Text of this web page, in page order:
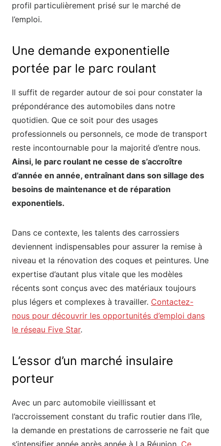
profil particulièrement prisé sur le marché de
l’emploi.
Une demande exponentielle
portée par le parc roulant
Il suffit de regarder autour de soi pour constater la
prépondérance des automobiles dans notre
quotidien. Que ce soit pour des usages
professionnels ou personnels, ce mode de transport
reste incontournable pour la majorité d’entre nous.
Ainsi, le parc roulant ne cesse de s’accroître
d’année en année, entraînant dans son sillage des
besoins de maintenance et de réparation
exponentiels.
Dans ce contexte, les talents des carrossiers
deviennent indispensables pour assurer la remise à
niveau et la rénovation des coques et peintures. Une
expertise d’autant plus vitale que les modèles
récents sont conçus avec des matériaux toujours
plus légers et complexes à travailler. Contactez-
nous pour découvrir les opportunités d’emploi dans
le réseau Five Star.
L’essor d’un marché insulaire
porteur
Avec un parc automobile vieillissant et
l’accroissement constant du trafic routier dans l’île,
la demande en prestations de carrosserie ne fait que